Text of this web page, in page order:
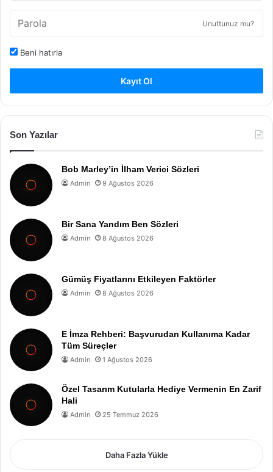
Unuttunuz mu?
Beni hatırla
Kayıt Ol
Son Yazılar
Bob Marley’in İlham Verici Sözleri
Admin 9 Ağustos 2026
Bir Sana Yandım Ben Sözleri
Admin 8 Ağustos 2026
Gümüş Fiyatlarını Etkileyen Faktörler
Admin 8 Ağustos 2026
E İmza Rehberi: Başvurudan Kullanıma Kadar
Tüm Süreçler
Admin 1 Ağustos 2026
Özel Tasarım Kutularla Hediye Vermenin En Zarif
Hali
Admin 25 Temmuz 2026
Daha Fazla Yükle